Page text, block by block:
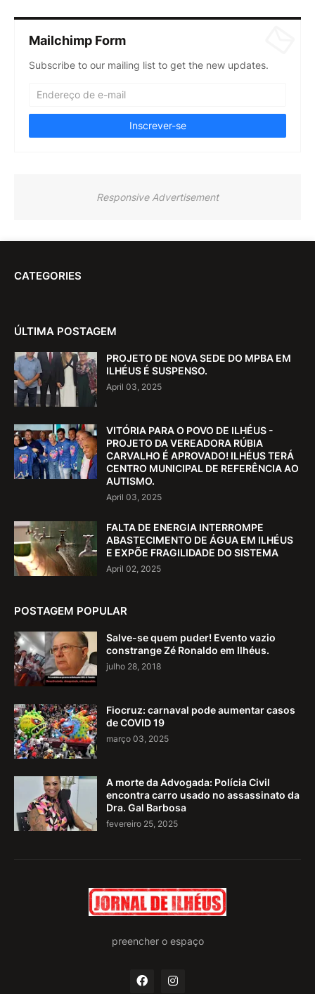
Mailchimp Form
Subscribe to our mailing list to get the new updates.
Responsive Advertisement
CATEGORIES
ÚLTIMA POSTAGEM
PROJETO DE NOVA SEDE DO MPBA EM
ILHÉUS É SUSPENSO.
April 03, 2025
VITÓRIA PARA O POVO DE ILHÉUS -
PROJETO DA VEREADORA RÚBIA
CARVALHO É APROVADO! ILHÉUS TERÁ
CENTRO MUNICIPAL DE REFERÊNCIA AO
AUTISMO.
April 03, 2025
FALTA DE ENERGIA INTERROMPE
ABASTECIMENTO DE ÁGUA EM ILHÉUS
E EXPÕE FRAGILIDADE DO SISTEMA
April 02, 2025
POSTAGEM POPULAR
Salve-se quem puder! Evento vazio
constrange Zé Ronaldo em Ilhéus.
julho 28, 2018
Fiocruz: carnaval pode aumentar casos
de COVID 19
março 03, 2025
A morte da Advogada: Polícia Civil
encontra carro usado no assassinato da
Dra. Gal Barbosa
fevereiro 25, 2025
preencher o espaço